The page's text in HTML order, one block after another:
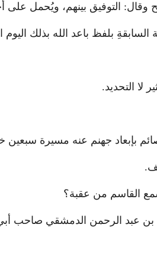
وقال: التوفيق بينهم، ويُحمل على
السابقةِ بلفظ باعد الله بذلك
لا التحديد.
بإبعاد جهنم عنه مسيرة
القاسم من عقبة؟
بن عبد الرحمن الدمشقي صاحب